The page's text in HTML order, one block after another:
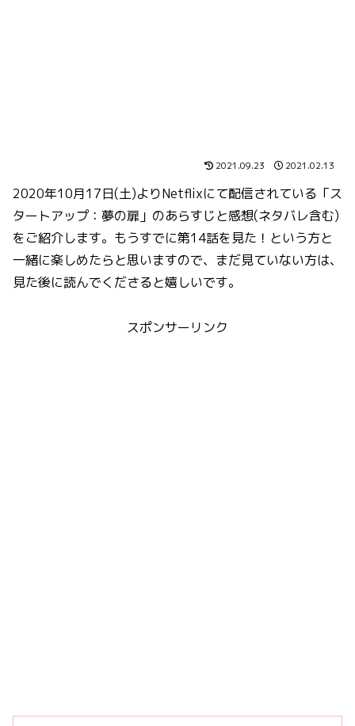
2021.09.23 2021.02.13
2020年10月17日(土)よりNetflixにて配信されている「ス
タートアップ：夢の扉」のあらすじと感想(ネタバレ含む)
をご紹介します。もうすでに第14話を見た！という方と
一緒に楽しめたらと思いますので、まだ見ていない方は、
見た後に読んでくださると嬉しいです。
スポンサーリンク